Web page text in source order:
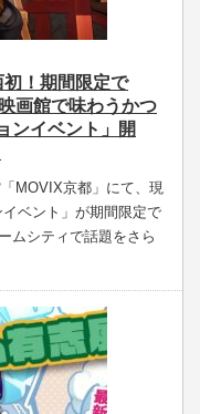
初！期間限定で
画館で味わうかつ
ンイベント」開
MOVIX京都」にて、現
ベント」が期間限定で
ムシティで話題をさら